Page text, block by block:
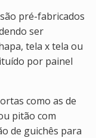
pré-fabricados
ser
tela x tela ou
por painel
como as de
pitão com
de guichês para